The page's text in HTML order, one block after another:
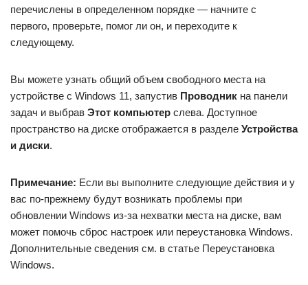
перечислены в определенном порядке — начните с
первого, проверьте, помог ли он, и переходите к
следующему.
Вы можете узнать общий объем свободного места на
устройстве с Windows 11, запустив Проводник на панели
задач и выбрав Этот компьютер слева. Доступное
пространство на диске отображается в разделе Устройства
и диски.
Примечание: Если вы выполните следующие действия и у
вас по-прежнему будут возникать проблемы при
обновлении Windows из-за нехватки места на диске, вам
может помочь сброс настроек или переустановка Windows.
Дополнительные сведения см. в статье Переустановка
Windows.